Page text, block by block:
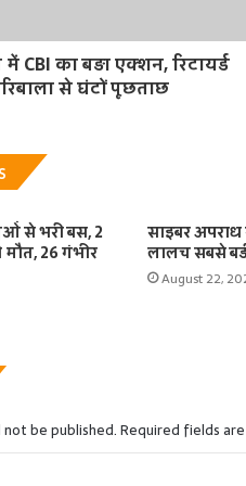
में CBI का बड़ा एक्शन, रिटायर्ड
से घंटों पूछताछ
से भरी बस, 2
26 गंभीर
साइबर
लालच सबसे
August 22,
not be published.Required fields